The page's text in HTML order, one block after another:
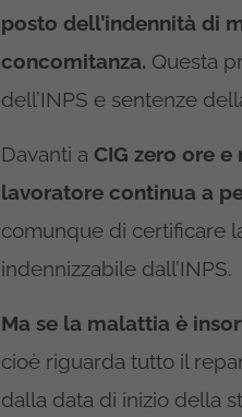
posto dell’indennità di
concomitanza. Questa
dell’INPS e sentenze
Davanti a CIG zero ore
lavoratore continua a
comunque di certificare
indennizzabile dall’INPS.
Ma se la malattia è
cioè riguarda tutto il
dalla data di inizio della